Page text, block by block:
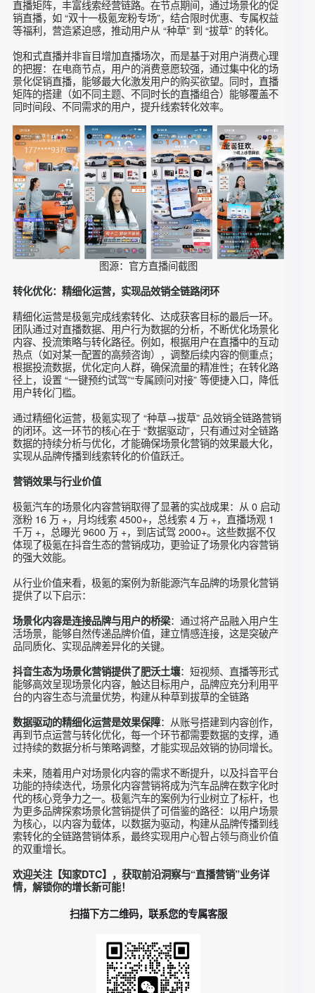
图源：官方直播间截图
促销策略：饱和式直播，促进用户心智成交
饱和式直播营销策略是极氪实现 “拔草” 的关键。团队抓住 “双
十一”“双十二”“双旦节” 三大电商节点，打造用户心智促成交的
直播矩阵，丰富线索经营链路。在节点期间，通过场景化的促
销直播，如 “双十一极氪宠粉专场”，结合限时优惠、专属权益
等福利，营造紧迫感，推动用户从 “种草” 到 “拔草” 的转化。
饱和式直播并非盲目增加直播场次，而是基于对用户消费心理
的把握：在电商节点，用户的消费意愿较强，通过集中化的场
景化促销直播，能够最大化激发用户的购买欲望。同时，直播
矩阵的搭建（如不同主题、不同时长的直播组合）能够覆盖不
同时间段、不同需求的用户，提升线索转化效率。
图源：官方直播间截图
转化优化：精细化运营，实现品效销全链路闭环
精细化运营是极氪完成线索转化、达成获客目标的最后一环。
团队通过对直播数据、用户行为数据的分析，不断优化场景化
内容、投流策略与转化路径。例如，根据用户在直播中的互动
热点（如对某一配置的高频咨询），调整后续内容的侧重点；
根据投流数据，优化定向人群，确保流量的精准性；在转化路
径上，设置 “一键预约试驾”“专属顾问对接” 等便捷入口，降低
用户转化门槛。
通过精细化运营，极氪实现了 “种草→拔草” 品效销全链路营销
的闭环。这一环节的核心在于 “数据驱动”，只有通过对全链路
数据的持续分析与优化，才能确保场景化营销的效果最大化，
实现从品牌传播到线索转化的价值跃迁。
营销效果与行业价值
极氪汽车的场景化内容营销取得了显著的实战成果：从 0 启动
涨粉 16 万 +，月均线索 4500+，总线索 4 万 +，直播场观 1
千万 +，总曝光 9600 万 +，到店试驾 2000+。这些数据不仅
体现了极氪在抖音生态的营销成功，更验证了场景化内容营销
的强大效能。
从行业价值来看，极氪的案例为新能源汽车品牌的场景化营销
提供了以下启示：
活场景，能够自然传递品牌价值，建立情感连接，这是突破产
抖音生态为场景化营销提供了肥沃土壤
能够高效呈现场景化内容，触达目标用户，品牌应充分利用平
台的内容生态与流量优势，构建从种草到拔草的全链路